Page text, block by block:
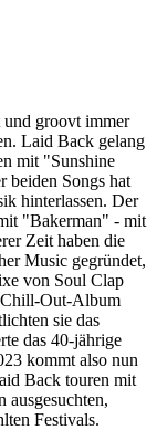
und groovt immer
Laid Back gelang
mit "Sunshine
Songs hat
hinterlassen. Der
"Bakerman" - mit
Zeit haben die
Music gegründet,
von Soul Clap
Chill-Out-Album
sie das
das 40-jährige
kommt also nun
Back touren mit
Festivals.